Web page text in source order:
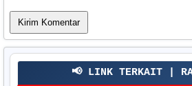
📢 LINK TERKAIT |